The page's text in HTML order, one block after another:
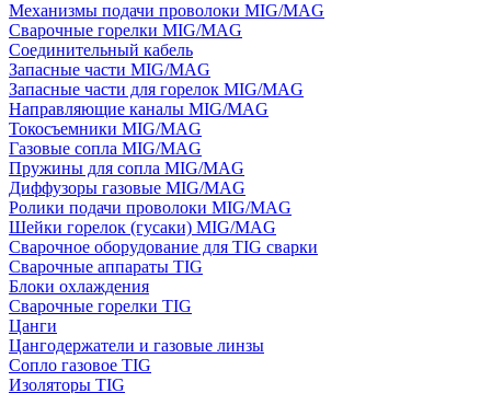
Механизмы подачи проволоки MIG/MAG
Сварочные горелки MIG/MAG
Соединительный кабель
Запасные части MIG/MAG
Запасные части для горелок MIG/MAG
Направляющие каналы MIG/MAG
Токосъемники MIG/MAG
Газовые сопла MIG/MAG
Пружины для сопла MIG/MAG
Диффузоры газовые MIG/MAG
Ролики подачи проволоки MIG/MAG
Шейки горелок (гусаки) MIG/MAG
Сварочное оборудование для TIG сварки
Сварочные аппараты TIG
Блоки охлаждения
Сварочные горелки TIG
Цанги
Цангодержатели и газовые линзы
Сопло газовое TIG
Изоляторы TIG